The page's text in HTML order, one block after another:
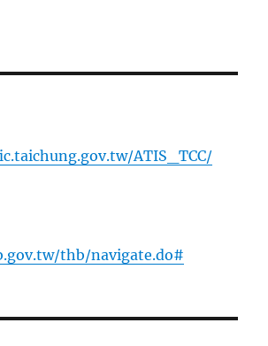
ATIS_TCC/
thb/navigate.do#